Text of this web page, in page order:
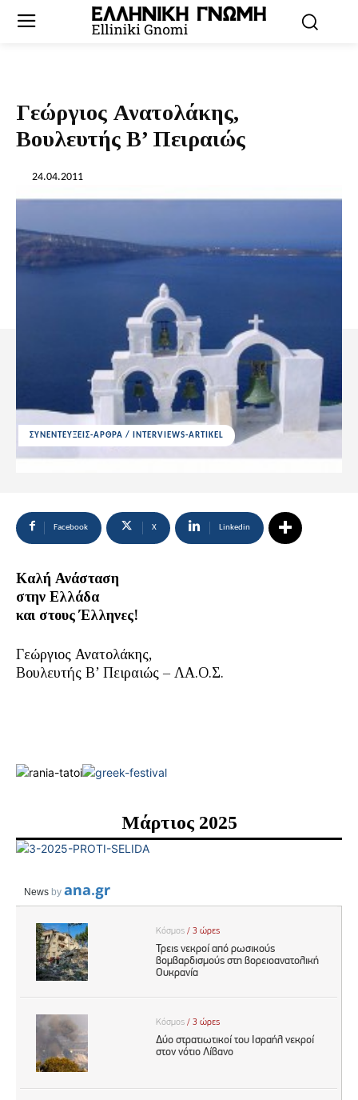
Γεώργιος Ανατολάκης,
Βουλευτής Β’ Πειραιώς
24.04.2011
ΣΥΝΕΝΤΕΥΞΕΙΣ-ΑΡΘΡΑ / INTERVIEWS-ARTIKEL
Facebook X Linkedin
Καλή Ανάσταση
στην Ελλάδα
και στους Έλληνες!
Γεώργιος Ανατολάκης,
Βουλευτής Β’ Πειραιώς – ΛΑ.Ο.Σ.
Μάρτιος 2025